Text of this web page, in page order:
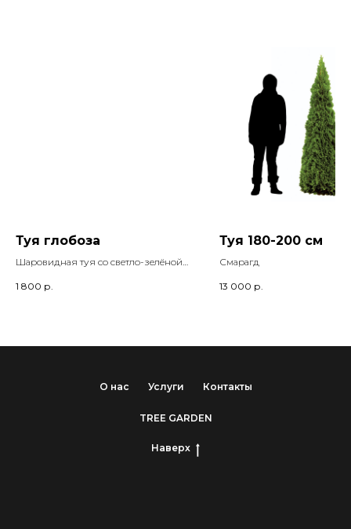
Туя глобоза
Шаровидная туя со светло-зелёной
1 800 р.
Туя 180-200 см
Смарагд
13 000 р.
О нас Услуги Контакты
TREE GARDEN
Наверх